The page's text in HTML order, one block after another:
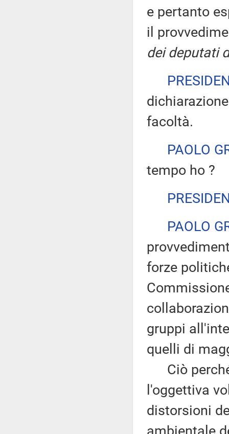
e pertanto
il
dei deputati
facoltà.
PAOLO
tempo ho ?
PAOLO
forze
gruppi
quelli di
Ciò
l'oggettiva
distorsioni